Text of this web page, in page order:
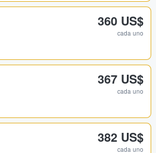
360 US$
cada uno
367 US$
cada uno
382 US$
cada uno